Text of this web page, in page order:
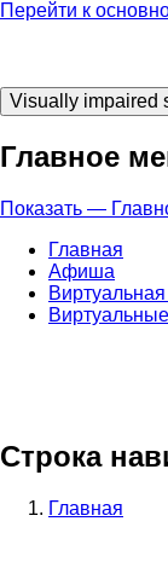
Перейти к
Главное
Показать —
Главная
Афиша
Строка
Главная